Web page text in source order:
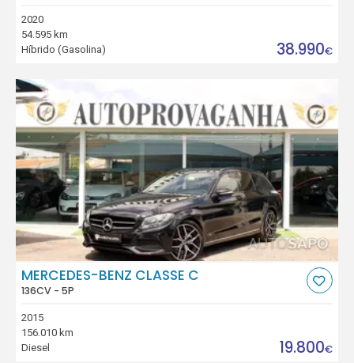
2020
54.595 km
Híbrido (Gasolina)
38.990€
MERCEDES-BENZ CLASSE C
136CV - 5P
2015
156.010 km
Diesel
19.800€